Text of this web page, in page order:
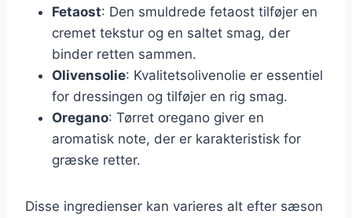
Fetaost: Den smuldrede fetaost tilføjer en
cremet tekstur og en saltet smag, der
binder retten sammen.
Olivensolie: Kvalitetsolivenolie er essentiel
for dressingen og tilføjer en rig smag.
Oregano: Tørret oregano giver en
aromatisk note, der er karakteristisk for
græske retter.
Disse ingredienser kan varieres alt efter sæson